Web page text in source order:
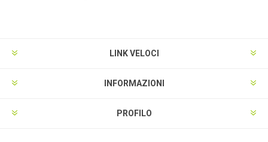
LINK VELOCI
INFORMAZIONI
PROFILO